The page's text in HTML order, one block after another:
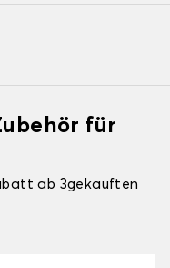
für
ab 3gekauften